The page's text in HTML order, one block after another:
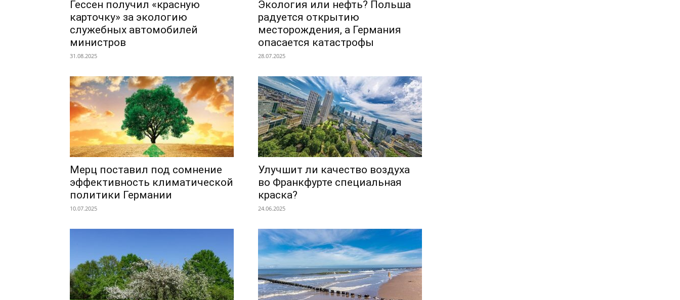
Гессен получил «красную
карточку» за экологию
служебных автомобилей
министров
31.08.2025
Экология или нефть? Польша
радуется открытию
месторождения, а Германия
опасается катастрофы
28.07.2025
Мерц поставил под сомнение
эффективность климатической
политики Германии
10.07.2025
Улучшит ли качество воздуха
во Франкфурте специальная
краска?
24.06.2025